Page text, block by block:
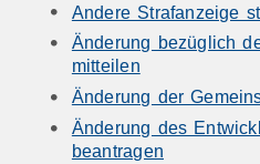
Andere Strafanzeige
Änderung bezüglich
mitteilen
Änderung der
Änderung des
beantragen